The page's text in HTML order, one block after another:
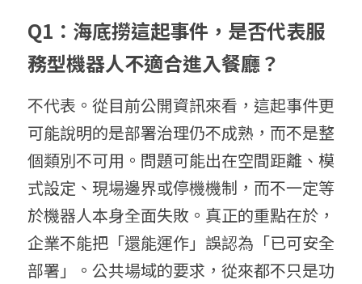
Q1：海底撈這起事件，是否代表服
務型機器人不適合進入餐廳？
不代表。從目前公開資訊來看，這起事件更
可能說明的是部署治理仍不成熟，而不是整
個類別不可用。問題可能出在空間距離、模
式設定、現場邊界或停機機制，而不一定等
於機器人本身全面失敗。真正的重點在於，
企業不能把「還能運作」誤認為「已可安全
部署」。公共場域的要求，從來都不只是功